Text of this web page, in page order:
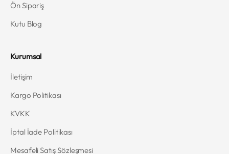
Ön Sipariş
Kutu Blog
Kurumsal
İletişim
Kargo Politikası
KVKK
İptal İade Politikası
Mesafeli Satış Sözleşmesi